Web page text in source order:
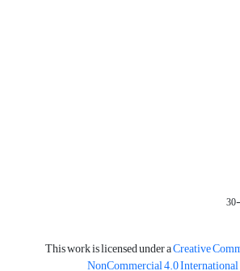
This work is licensed under aCreative
NonCommercial 4.0